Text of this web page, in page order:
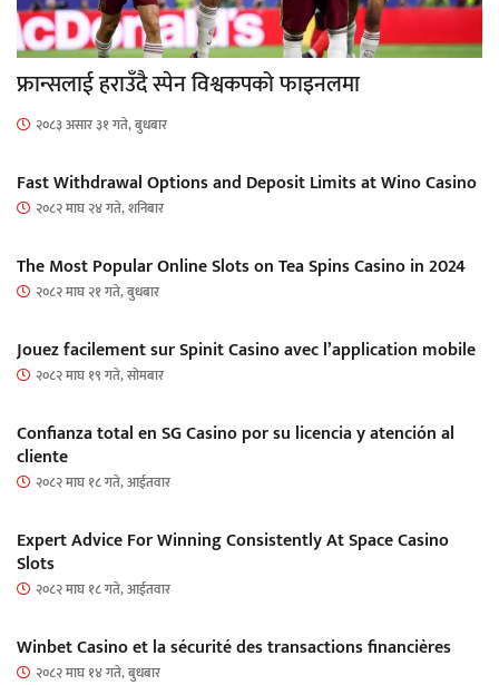
फ्रान्सलाई हराउँदै स्पेन विश्वकपको फाइनलमा
२०८३ असार ३१ गते, बुधबार
Fast Withdrawal Options and Deposit Limits at Wino Casino
२०८२ माघ २४ गते, शनिबार
The Most Popular Online Slots on Tea Spins Casino in 2024
२०८२ माघ २१ गते, बुधबार
Jouez facilement sur Spinit Casino avec l’application mobile
२०८२ माघ १९ गते, सोमबार
Confianza total en SG Casino por su licencia y atención al
cliente
२०८२ माघ १८ गते, आईतवार
Expert Advice For Winning Consistently At Space Casino
Slots
२०८२ माघ १८ गते, आईतवार
Winbet Casino et la sécurité des transactions financières
२०८२ माघ १४ गते, बुधबार